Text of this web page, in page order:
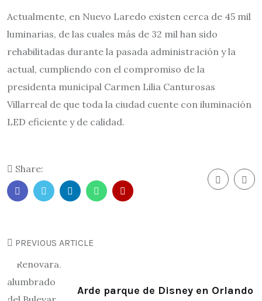
Actualmente, en Nuevo Laredo existen cerca de 45 mil
luminarias, de las cuales más de 32 mil han sido
rehabilitadas durante la pasada administración y la
actual, cumpliendo con el compromiso de la
presidenta municipal Carmen Lilia Canturosas
Villarreal de que toda la ciudad cuente con iluminación
LED eficiente y de calidad.
Share:
PREVIOUS ARTICLE
Arde parque de Disney en Orlando